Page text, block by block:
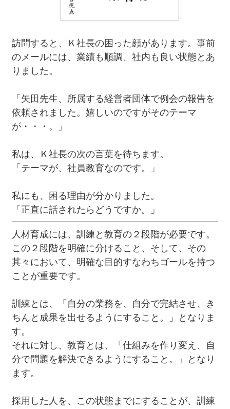
訪問すると、Ｋ社長の困った顔があります。事前
のメールには、業績も順調、社内も良い状態とあ
りました。
「矢田先生、所属する経営者団体で例会の報告を
依頼されました。嬉しいのですがそのテーマ
が・・・。」
私は、Ｋ社長の次の言葉を待ちます。
「テーマが、社員教育なのです。」
私にも、困る理由が分かりました。
「正直に話されたらどうですか。」
人材育成には、訓練と教育の２段階が必要です。
この２段階を明確に分けること、そして、その
其々において、明確な目的すなわちゴールを持つ
ことが重要です。
訓練とは、「自分の業務を、自分で完結させ、き
ちんと成果を出せるようにすること。」となりま
す。
それに対し、教育とは、「仕組みを作り変え、自
分で問題を解決できるようにすること。」となり
ます。
採用した人を、この状態までにすることが、訓練